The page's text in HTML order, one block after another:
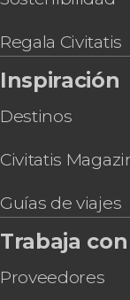
Espectáculo
Pub Crawl
Regala Civitatis
Inspiración
Destinos
Civitatis
Guías de viajes
Trabaja
Proveedores